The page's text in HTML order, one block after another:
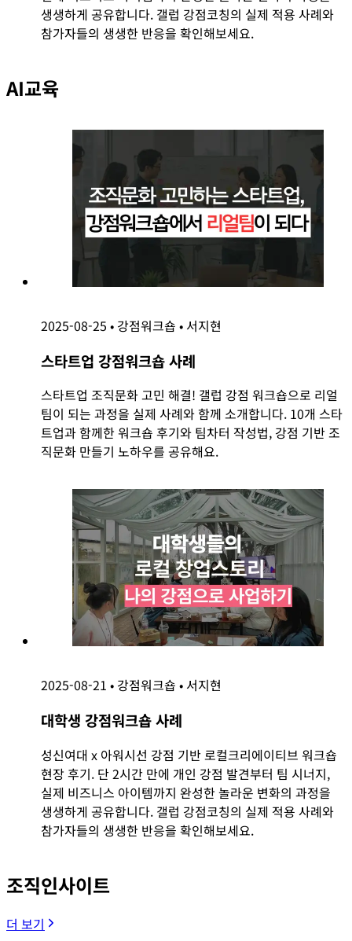
생생하게 공유합니다. 갤럽 강점코칭의 실제 적용 사례와
참가자들의 생생한 반응을 확인해보세요.
AI교육
2025-08-25 • 강점워크숍 • 서지현
스타트업 강점워크숍 사례
스타트업 조직문화 고민 해결! 갤럽 강점 워크숍으로 리얼
팀이 되는 과정을 실제 사례와 함께 소개합니다. 10개 스타
트업과 함께한 워크숍 후기와 팀차터 작성법, 강점 기반 조
직문화 만들기 노하우를 공유해요.
2025-08-21 • 강점워크숍 • 서지현
대학생 강점워크숍 사례
성신여대 x 아워시선 강점 기반 로컬크리에이티브 워크숍
현장 후기. 단 2시간 만에 개인 강점 발견부터 팀 시너지,
실제 비즈니스 아이템까지 완성한 놀라운 변화의 과정을
생생하게 공유합니다. 갤럽 강점코칭의 실제 적용 사례와
참가자들의 생생한 반응을 확인해보세요.
조직인사이트
더 보기